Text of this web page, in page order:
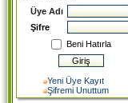
Üye Adı
Şifre
Beni Hatırla
Yeni Üye Kayıt
Şifremi Unuttum